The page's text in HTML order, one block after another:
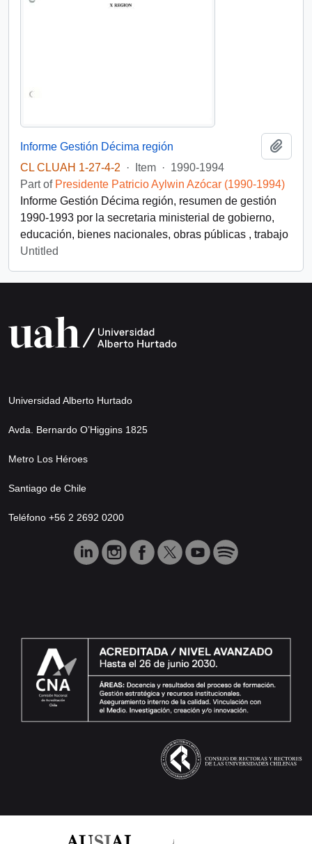
Informe Gestión Décima región
CL CLUAH 1-27-4-2
· Item · 1990-1994
Part of Presidente Patricio Aylwin Azócar (1990-1994)
Informe Gestión Décima región, resumen de gestión
1990-1993 por la secretaria ministerial de gobierno,
educación, bienes nacionales, obras públicas , trabajo
Untitled
Universidad Alberto Hurtado
Avda. Bernardo O’Higgins 1825
Metro Los Héroes
Santiago de Chile
Teléfono +56 2 2692 0200